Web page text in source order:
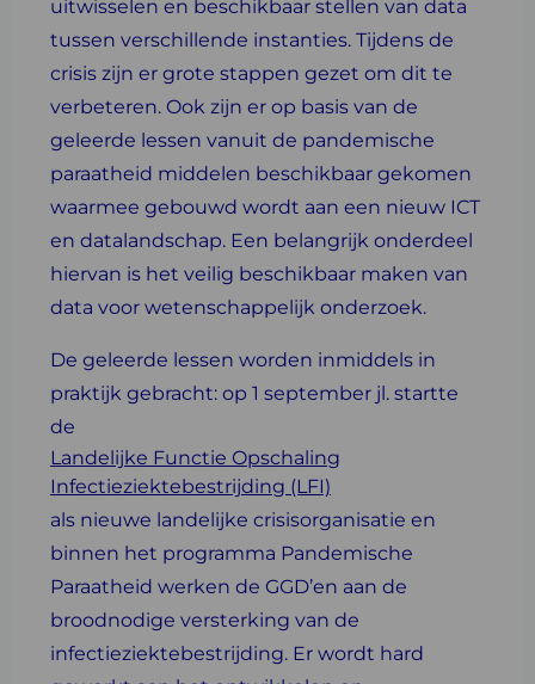
uitwisselen en beschikbaar stellen van data
tussen verschillende instanties. Tijdens de
crisis zijn er grote stappen gezet om dit te
verbeteren. Ook zijn er op basis van de
geleerde lessen vanuit de pandemische
paraatheid middelen beschikbaar gekomen
waarmee gebouwd wordt aan een nieuw ICT
en datalandschap. Een belangrijk onderdeel
hiervan is het veilig beschikbaar maken van
data voor wetenschappelijk onderzoek.
De geleerde lessen worden inmiddels in
praktijk gebracht: op 1 september jl. startte
de
Landelijke Functie Opschaling
Infectieziektebestrijding (LFI)
als nieuwe landelijke crisisorganisatie en
binnen het programma Pandemische
Paraatheid werken de GGD’en aan de
broodnodige versterking van de
infectieziektebestrijding. Er wordt hard